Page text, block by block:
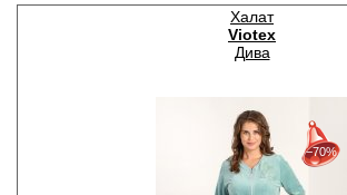
Хлопок 95%Халат
Viotex
Дива
с 22-07-2026 по 28-07-2026
с 29-07-2026 по 04-08-2026
с 05-08-2026 по 11-08-2026
−70%